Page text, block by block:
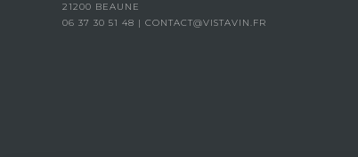
21200 BEAUNE
06 37 30 51 48 | CONTACT@VISTAVIN.FR